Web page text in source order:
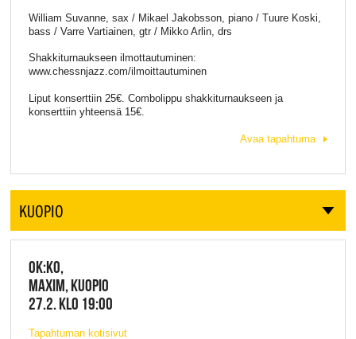
William Suvanne, sax / Mikael Jakobsson, piano / Tuure Koski,
bass / Varre Vartiainen, gtr / Mikko Arlin, drs
Shakkiturnaukseen ilmottautuminen:
www.chessnjazz.com/ilmoittautuminen
Liput konserttiin 25€. Combolippu shakkiturnaukseen ja
konserttiin yhteensä 15€.
Avaa tapahtuma
KUOPIO
OK:KO,
MAXIM, KUOPIO
27.2. KLO 19:00
Tapahtuman kotisivut